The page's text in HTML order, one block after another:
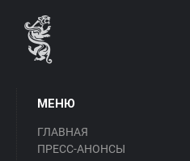
МЕНЮ
ГЛАВНАЯ
ПРЕСС-АНОНСЫ